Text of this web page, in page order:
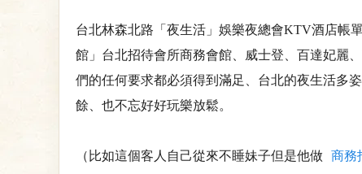
台北林森北路「夜生活」娛樂夜總會KTV酒店帳
館」台北招待會所商務會館、威士登、百達妃麗
們的任何要求都必須得到滿足、台北的夜生活多
餘、也不忘好好玩樂放鬆。
（比如這個客人自己從來不睡妹子但是他做 商務